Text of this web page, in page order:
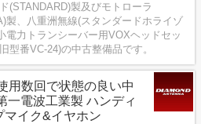
(STANDARD)製及びモトローラ
製、八重洲無線(スタンダードホライゾ
電力トランシーバー用VOXヘッドセッ
型番VC-24)の中古整備品です。
用数回で状態の良い中
一電波工業製 ハンディ
マイク&イヤホン